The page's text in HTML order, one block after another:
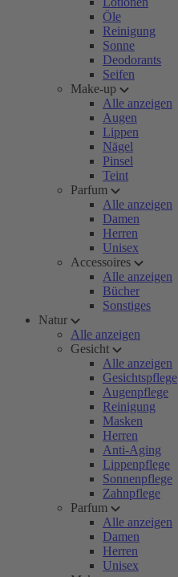
Öle
Reinigung
Sonne
Deodorants
Seifen
Make-up
Alle anzeigen
Augen
Lippen
Nägel
Pinsel
Teint
Parfum
Alle anzeigen
Damen
Herren
Unisex
Accessoires
Alle anzeigen
Bücher
Sonstiges
Natur
Alle anzeigen
Gesicht
Alle anzeigen
Gesichtspflege
Augenpflege
Reinigung
Masken
Herren
Anti-Aging
Lippenpflege
Sonnenpflege
Zahnpflege
Parfum
Alle anzeigen
Damen
Herren
Unisex